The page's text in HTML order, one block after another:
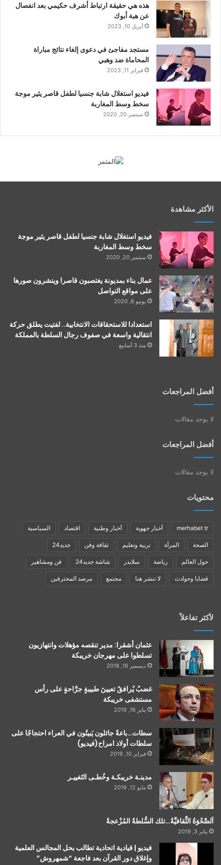
هذه هي حقيقة ارتباط أشرف حكيمي بعد انفصال
عن هبة أبوك
أبريل 10, 2023
مستجد مفاجئ في دعوى إلغاء نتائج مباراة
المحاماة ضد وهبي
فبراير 11, 2023
فيديو استغلال شابة جنسيا لطفل قاصر يثير موجة
سخط وسط المغاربة
سبتمبر 20, 2020
الأكثر مشاهدة
فيديو استغلال شابة جنسيا لطفل قاصر يثير موجة
سخط وسط المغاربة
سبتمبر 20, 2020
عمال بناء بمديونة يغتصبون قاصرا وينشرون صورها
على مواقع التواصل
يونيو 6, 2020
استعدادا للاستحقاقات الانتخابية.. لفتيت يطلق حركة
انتقالية واسعة في صفوف رجال السلطة بالمملكة
منذ 3 أسابيع
أفضل المراجعات
لا يوجد مقالات
أفضل المراجعات
لا يوجد مقالات
محتويات
merhabet tr أخبار جهوية أخبار وطنية اقتصاد السياسية
الصحة المرأة تربية وتعليم ثقافة وفن جديد24
حول العالم رياضة سلايدر شاشة جديد24 فن ومشاهير
قضايا وحوادث لا تنشر هنا مجتمع مرصد المحترفين
لأكثر تفاعلاً
عثمان أشقرا: مدير تنقصه مؤهلات وانتهازيون
تسلطوا على مهرجان خريبكة
ديسمبر 16, 2018
غضبٌ يُرافقُ تعيينَ طبيبةٍ جرَّاحةٍ على رأس
مستشفى خريبكة
يناير 16, 2019
سطات…باعةٌ جائلون يَبيتُون في العراء احتجاجًا على
سلطات أولاد امراح(فيديو)
فبراير 10, 2019
مدينـة خريبكـة وخُطـى التَغييـر
مايو 12, 2019
اَلصَّحْوَةُ الثَّقافيَّةُ…تلك السُّلطةُ المُزْعجةُ
يناير 3, 2019
فيديو | قيادية اتحادية تطالب بحل المجالس العلمية
وإغلاق دور القرآن بعد فاجعة “شمهروش”